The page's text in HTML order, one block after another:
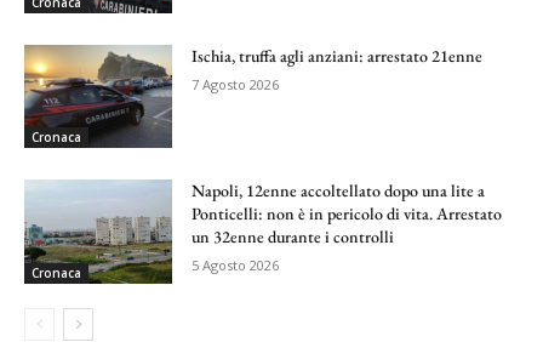
Cronaca
Ischia, truffa agli anziani: arrestato 21enne
7 Agosto 2026
Cronaca
Napoli, 12enne accoltellato dopo una lite a
Ponticelli: non è in pericolo di vita. Arrestato
un 32enne durante i controlli
5 Agosto 2026